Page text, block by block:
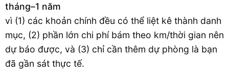
tháng–1 năm
vì (1) các khoản chính đều có thể liệt kê thành danh
mục, (2) phần lớn chi phí bám theo km/thời gian nên
dự báo được, và (3) chỉ cần thêm dự phòng là bạn
đã gần sát thực tế.